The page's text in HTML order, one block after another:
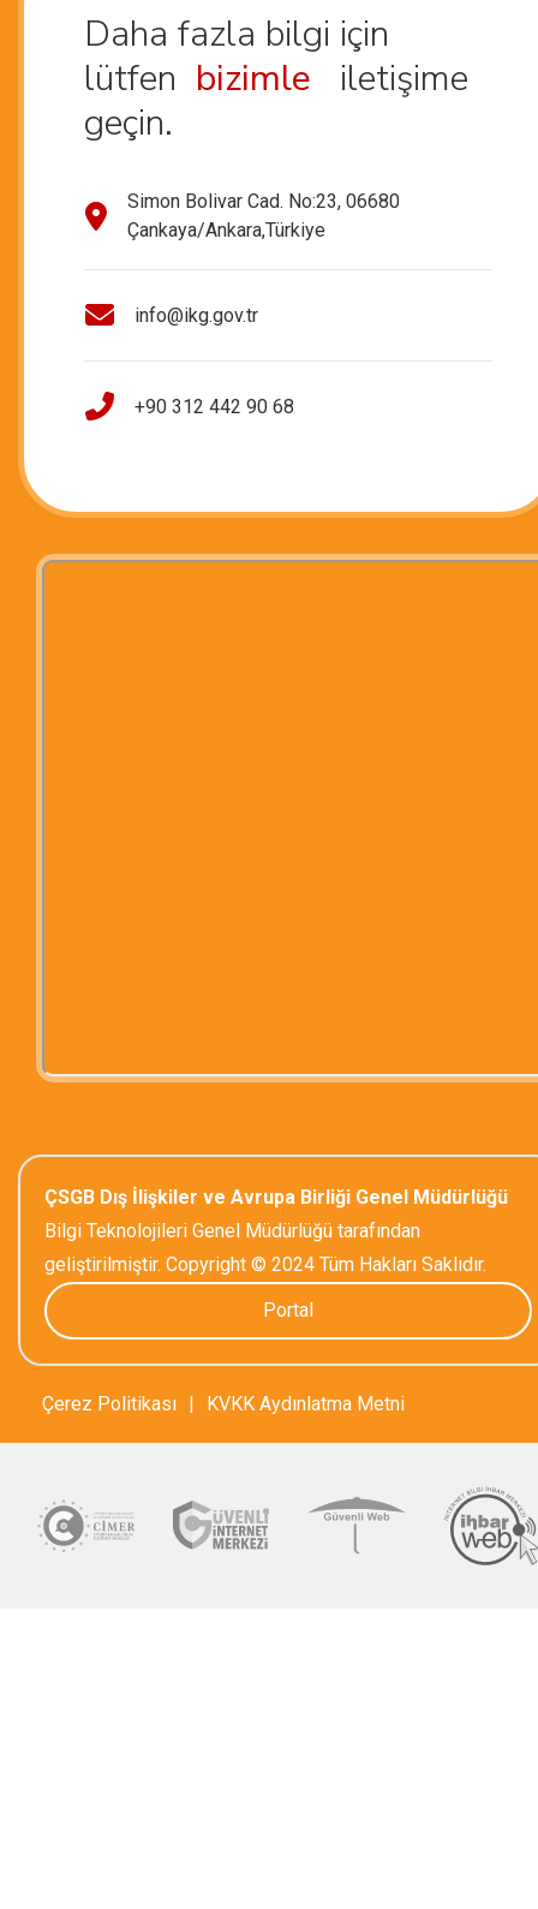
Daha fazla bilgi için
lütfen bizimle
iletişime
geçin.
Simon Bolivar Cad. No:23, 06680
Çankaya/Ankara,Türkiye
info@ikg.gov.tr
+90 312 442 90 68
ÇSGB Dış İlişkiler ve Avrupa Birliği Genel Müdürlüğü
Bilgi Teknolojileri Genel Müdürlüğü tarafından
geliştirilmiştir. Copyright © 2024 Tüm Hakları Saklıdır.
Portal
Çerez Politikası | KVKK Aydınlatma Metni